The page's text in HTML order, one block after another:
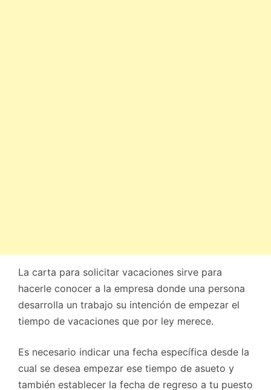
La carta para solicitar vacaciones sirve para
hacerle conocer a la empresa donde una persona
desarrolla un trabajo su intención de empezar el
tiempo de vacaciones que por ley merece.
Es necesario indicar una fecha específica desde la
cual se desea empezar ese tiempo de asueto y
también establecer la fecha de regreso a tu puesto